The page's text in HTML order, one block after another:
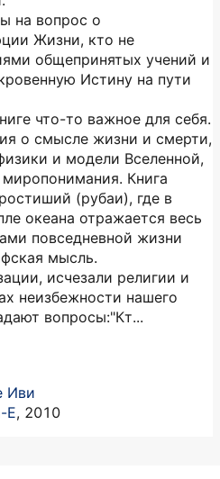
на вопрос о
Жизни, кто не
общепринятых учений и
Истину на пути
что-то важное для себя.
о смысле жизни и смерти,
и модели Вселенной,
Книга
(рубаи), где в
океана отражается весь
повседневной жизни
мысль.
исчезали религии и
неизбежности нашего
вопросы:"Кт...
Иви
Е, 2010